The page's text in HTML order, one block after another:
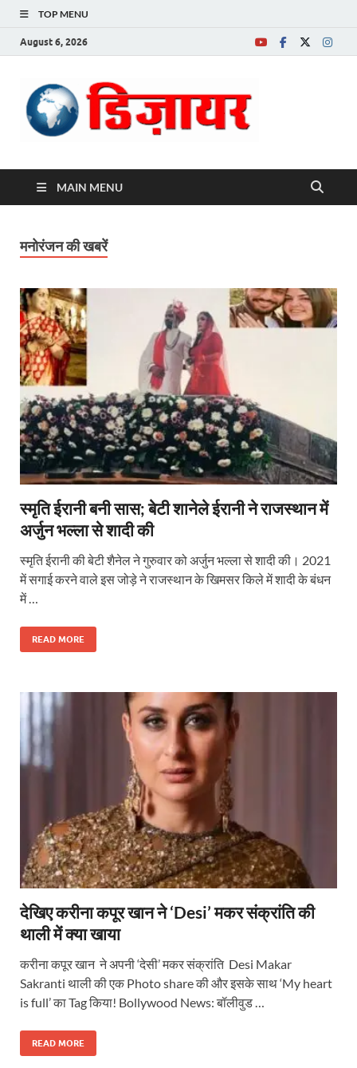
TOP MENU
August 6, 2026
MAIN MENU
मनोरंजन की खबरें
स्मृति ईरानी बनी सास; बेटी शानेले ईरानी ने राजस्थान में
अर्जुन भल्ला से शादी की
स्मृति ईरानी की बेटी शैनेल ने गुरुवार को अर्जुन भल्ला से शादी की। 2021
में सगाई करने वाले इस जोड़े ने राजस्थान के खिमसर किले में शादी के बंधन
में …
READ MORE
देखिए करीना कपूर खान ने ‘Desi’ मकर संक्रांति की
थाली में क्या खाया
करीना कपूर खान ने अपनी ‘देसी’ मकर संक्रांति Desi Makar
Sakranti थाली की एक Photo share की और इसके साथ ‘My heart
is full’ का Tag किया! Bollywood News: बॉलीवुड …
READ MORE